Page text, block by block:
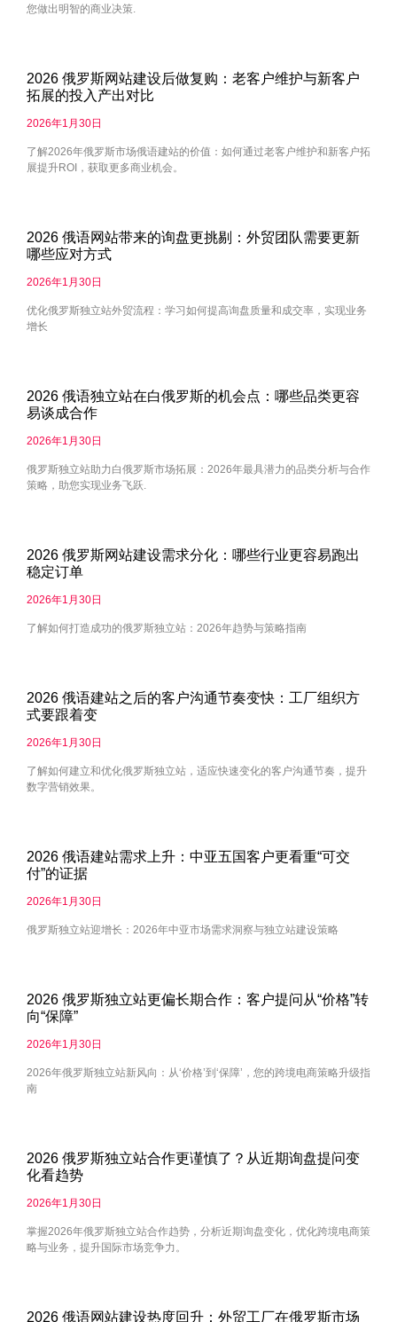
您做出明智的商业决策.
2026 俄罗斯网站建设后做复购：老客户维护与新客户
拓展的投入产出对比
2026年1月30日
了解2026年俄罗斯市场俄语建站的价值：如何通过老客户维护和新客户拓
展提升ROI，获取更多商业机会。
2026 俄语网站带来的询盘更挑剔：外贸团队需要更新
哪些应对方式
2026年1月30日
优化俄罗斯独立站外贸流程：学习如何提高询盘质量和成交率，实现业务
增长
2026 俄语独立站在白俄罗斯的机会点：哪些品类更容
易谈成合作
2026年1月30日
俄罗斯独立站助力白俄罗斯市场拓展：2026年最具潜力的品类分析与合作
策略，助您实现业务飞跃.
2026 俄罗斯网站建设需求分化：哪些行业更容易跑出
稳定订单
2026年1月30日
了解如何打造成功的俄罗斯独立站：2026年趋势与策略指南
2026 俄语建站之后的客户沟通节奏变快：工厂组织方
式要跟着变
2026年1月30日
了解如何建立和优化俄罗斯独立站，适应快速变化的客户沟通节奏，提升
数字营销效果。
2026 俄语建站需求上升：中亚五国客户更看重“可交
付”的证据
2026年1月30日
俄罗斯独立站迎增长：2026年中亚市场需求洞察与独立站建设策略
2026 俄罗斯独立站更偏长期合作：客户提问从“价格”转
向“保障”
2026年1月30日
2026年俄罗斯独立站新风向：从‘价格’到‘保障’，您的跨境电商策略升级指
南
2026 俄罗斯独立站合作更谨慎了？从近期询盘提问变
化看趋势
2026年1月30日
掌握2026年俄罗斯独立站合作趋势，分析近期询盘变化，优化跨境电商策
略与业务，提升国际市场竞争力。
2026 俄语网站建设热度回升：外贸工厂在俄罗斯市场